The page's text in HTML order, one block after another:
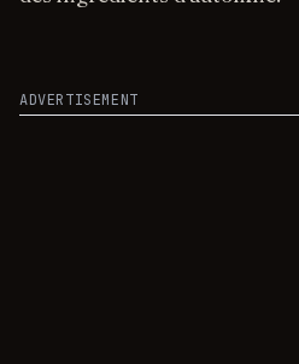
ADVERTISEMENT